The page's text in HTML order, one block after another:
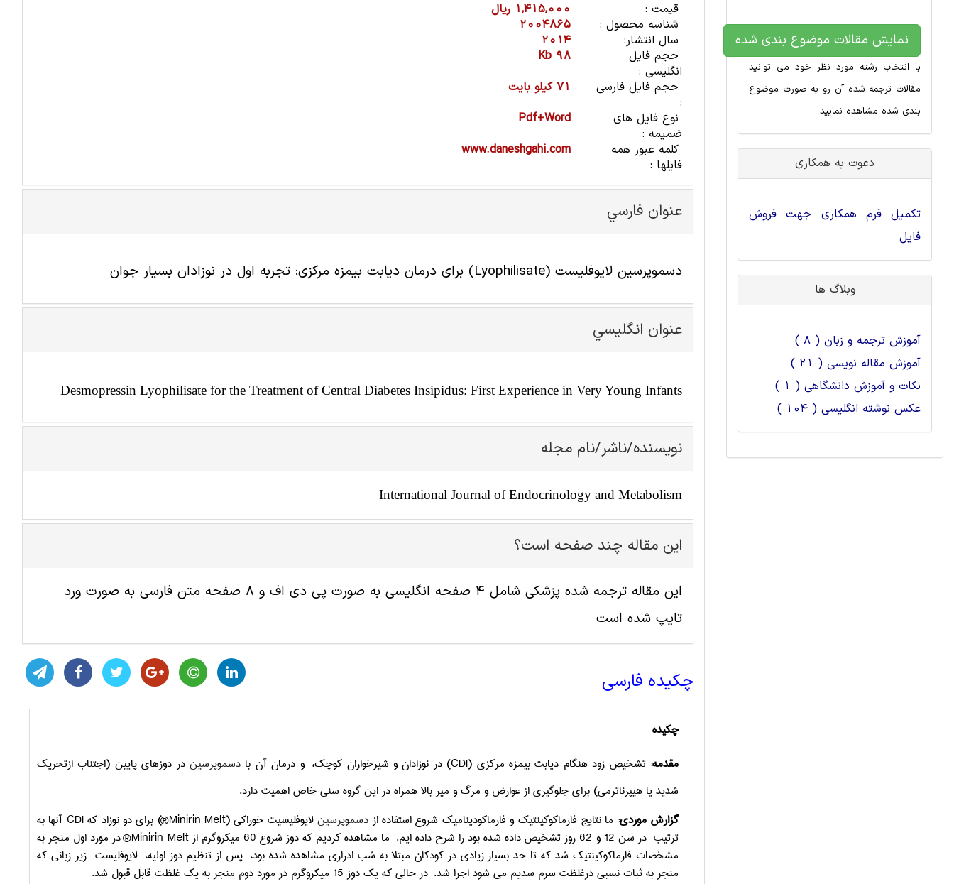
قیمت :
1,415,000 ریال
شناسه محصول :
2004865
سال انتشار:
2014
حجم فایل
انگلیسی :
98 Kb
حجم فایل فارسی
:
71 کیلو بایت
نوع فایل های
ضمیمه :
Pdf+Word
کلمه عبور همه
فایلها :
www.daneshgahi.com
عنوان فارسي
دسموپرسین لایوفلیست (Lyophilisate) برای درمان دیابت بیمزه مرکزی: تجربه اول در نوزادان بسیار جوان
عنوان انگليسي
Desmopressin Lyophilisate for the Treatment of Central Diabetes Insipidus: First Experience in Very Young Infants
نویسنده/ناشر/نام مجله
International Journal of Endocrinology and Metabolism
این مقاله چند صفحه است؟
این مقاله ترجمه شده پزشکی شامل 4 صفحه انگلیسی به صورت پی دی اف و 8 صفحه متن فارسی به صورت ورد
تایپ شده است
چکیده فارسی
چکیده
مقدمه: تشخیص زود هنگام دیابت بیمزه مرکزی (CDI)در نوزادان و شیرخواران کوچک، و درمان آن بادسموپرسین در دوزهای پایین (اجتناب ازتحریک
شدید یا هیپرناترمی) برای جلوگیری از عوارض و مرگ و میر بالا همراه در این گروه سنی خاص اهمیت دارد.
گزارش موردی: ما نتایج فارماکوکینتیک و فارماکودینامیک شروع استفاده ازدسموپرسینلایوفلیسیت خوراکی (Minirin Melt®) برای ‏دو نوزاد کهCDI آنها به
ترتیب ‏ در سن 12 و 62 روز تشخیص داده شده بود را شرح داده ایم. ما مشاهده کردیم که دوز شروع 60 میکروگرم از
Minirin Melt® در مورد اول منجر به
مشخصات فارماکوکینتیک شد که تا حد بسیار زیادی در کودکان مبتلا به شب ادراری مشاهده شده بود، پس از تنظیم دوز اولیه، لایوفلیست ‏ زیر زبانی که
منجر به ثبات نسبی درغلظت سرم سدیم می شود اجرا شد. در حالی که یک دوز 15 میکروگرم در مورد دوم منجر به یک غلظت قابل قبول شد.
نمایش مقالات موضوع بندی شده
با انتخاب رشته مورد نظر خود می توانید
مقالات ترجمه شده آن رو به صورت موضوع
بندی شده مشاهده نمایید
دعوت به همکاری
تکمیل فرم همکاری جهت فروش
فایل
وبلاگ ها
آموزش ترجمه و زبان ( 8 )
آموزش مقاله نویسی ( 21 )
نکات و آموزش دانشگاهی ( 1 )
عکس نوشته انگلیسی ( 104 )